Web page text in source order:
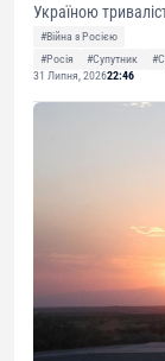
Україною
#Війна з Росією
#Росія
#Супутник
31 Липня, 202622:46